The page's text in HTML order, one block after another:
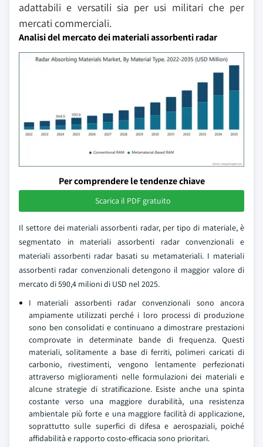
adattabili e versatili sia per usi militari che per
mercati commerciali.
Analisi del mercato dei materiali assorbenti radar
Per comprendere le tendenze chiave
Scarica il PDF gratuito
Il settore dei materiali assorbenti radar, per tipo di materiale, è
segmentato in materiali assorbenti radar convenzionali e
materiali assorbenti radar basati su metamateriali. I materiali
assorbenti radar convenzionali detengono il maggior valore di
mercato di 590,4 milioni di USD nel 2025.
I materiali assorbenti radar convenzionali sono ancora
ampiamente utilizzati perché i loro processi di produzione
sono ben consolidati e continuano a dimostrare prestazioni
comprovate in determinate bande di frequenza. Questi
materiali, solitamente a base di ferriti, polimeri caricati di
carbonio, rivestimenti, vengono lentamente perfezionati
attraverso miglioramenti nelle formulazioni dei materiali e
alcune strategie di stratificazione. Esiste anche una spinta
costante verso una maggiore durabilità, una resistenza
ambientale più forte e una maggiore facilità di applicazione,
soprattutto sulle superfici di difesa e aerospaziali, poiché
affidabilità e rapporto costo-efficacia sono prioritari.